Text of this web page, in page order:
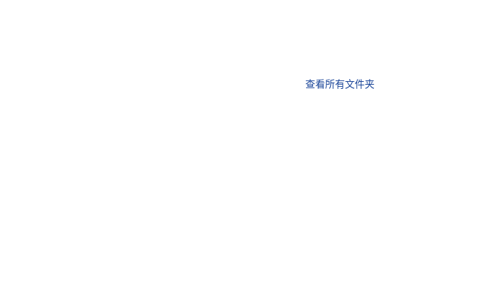
查看所有文件夹